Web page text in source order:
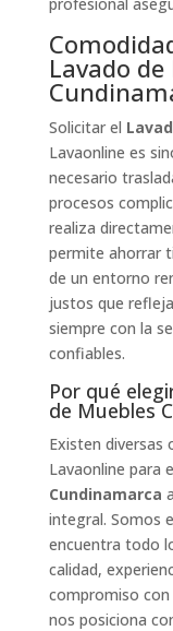
Lavado
Solicitar el
Lavaonline es
necesario
procesos
realiza
permite ahorrar
de un entorno
justos que
siempre con la
confiables.
Por qué
de Muebles
Existen diversas
Lavaonline para
Cundinamarca
integral. Somos
encuentra todo
calidad,
compromiso con
nos posiciona